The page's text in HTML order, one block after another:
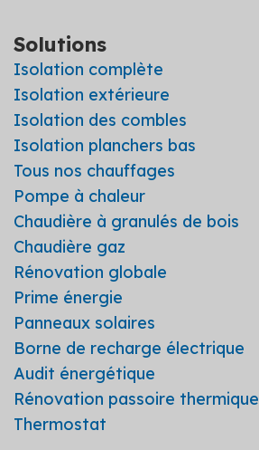
Solutions
Isolation complète
Isolation extérieure
Isolation des combles
Isolation planchers bas
Tous nos chauffages
Pompe à chaleur
Chaudière à granulés de bois
Chaudière gaz
Rénovation globale
Prime énergie
Panneaux solaires
Borne de recharge électrique
Audit énergétique
Rénovation passoire thermique
Thermostat